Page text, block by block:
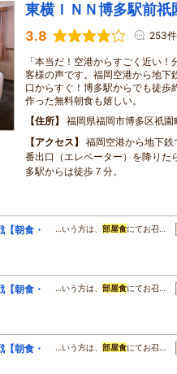
東横ＩＮＮ博多駅前祇
3.8 253件
「本当だ！空港からすごく近い
客様の声です。福岡空港から地下
口からすぐ！博多駅からでも徒歩
作った無料朝食も嬉しい。
住所
福岡県福岡市博多区祇園
アクセス
福岡空港から地下
番出口（エレベーター）を降り
多駅からは徒歩７分。
朝食・
…いう方は、 部屋食にてお召…
朝食・
…いう方は、 部屋食にてお召…
朝食・
…いう方は、 部屋食にてお召…